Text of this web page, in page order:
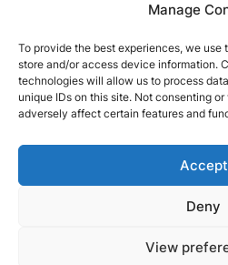
Manage
To provide the best experiences, we
store and/or access device information.
technologies will allow us to process
unique IDs on this site. Not consenting
adversely affect certain features and
Accept
Deny
View
आईपीएल भविष्यवाणियाँ
महिला क्रिकेट
भविष्यवाणी
समाचार
आईपीएल समाचार